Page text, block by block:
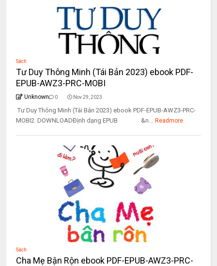
Sách
Tư Duy Thông Minh (Tái Bản 2023) ebook PDF-
EPUB-AWZ3-PRC-MOBI
Unknown 0 Nov 29, 2023
Tư Duy Thông Minh (Tái Bản 2023) ebook PDF-EPUB-AWZ3-PRC-
MOBI2. DOWNLOADĐịnh dạng EPUB &n... Readmore
Sách
Cha Mẹ Bận Rộn ebook PDF-EPUB-AWZ3-PRC-